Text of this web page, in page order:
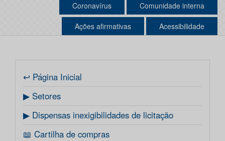
Coronavírus Comunidade interna
Ações afirmativas Acessibilidade
↩ Página Inicial
▶ Setores
▶ Dispensas inexigibilidades de licitação
📖 Cartilha de compras